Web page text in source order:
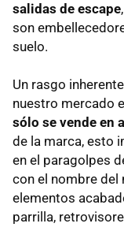
salidas de escape
son
suelo.
Un rasgo
nuestro mercado
sólo se vende en
de la marca, esto
en el paragolpes
con el nombre
elementos
parrilla,